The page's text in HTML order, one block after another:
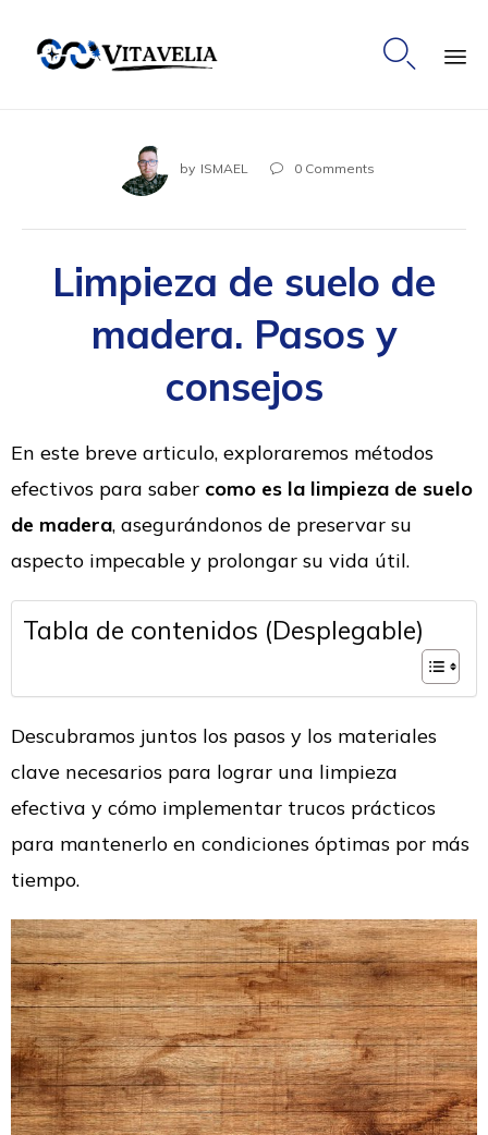

by ISMAEL  0 Comments
Limpieza de suelo de
madera. Pasos y
consejos
En este breve articulo, exploraremos métodos
efectivos para saber como es la limpieza de suelo
de madera, asegurándonos de preservar su
aspecto impecable y prolongar su vida útil.
Tabla de contenidos (Desplegable)
Descubramos juntos los pasos y los materiales
clave necesarios para lograr una limpieza
efectiva y cómo implementar trucos prácticos
para mantenerlo en condiciones óptimas por más
tiempo.